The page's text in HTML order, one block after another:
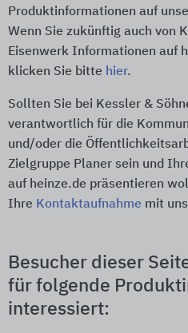
Produktinformationen auf
Wenn Sie zukünftig auch von
Eisenwerk Informationen auf
klicken Sie bitte hier.
Sollten Sie bei Kessler &
verantwortlich für die
und/oder die
Zielgruppe Planer sein und
auf heinze.de präsentieren
Ihre Kontaktaufnahme mit
Besucher dieser
für folgende
interessiert: